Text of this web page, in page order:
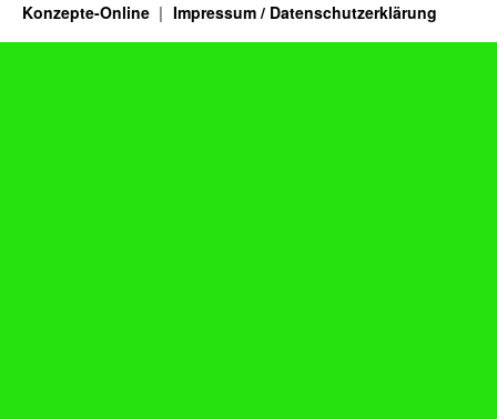
Konzepte-Online Impressum / Datenschutzerklärung